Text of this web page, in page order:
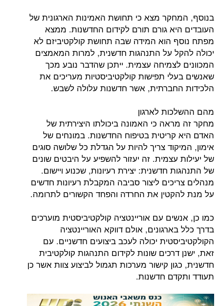
מצא כי תחושת האמינות הארגונית של
גורם תורם לקידום החדשנות. ממצא
הוא המידה שבה תחושת קולקטיביזם לא
על התנהגות חדשנית, למרות המאמצים
עצמית. ייתכן שהדבר נובע מכך
תפישות קולקטיביסטיות מעריכים את
אשר חדשנות עלולה לשבש.
לארגון
כי האמונה ביכולתו היצירתית של
בטיפוח החדשנות. במונחים של
צריך להיות על הגדלת כל שלושה סוגים
עצמית. זה יעזור להשפיע על היבטים שונים
חדשנית: יצירת רעיונות, שכנוע ויישום.
ליצור סביבה המקבלת רעיונות חדשים
את החרדה והפחד הקשורים לתרומה.
עם אוריינטציה קולקטיביסטית מוערכים
אולם דווקא האוריינטציה
יכולה לעכב ביצועים חדשניים. עם
שונות לקידום התנהגות קולקטיבית
קישור מערכות תגמול לביצוע צוות אשר כן
חדשנות.